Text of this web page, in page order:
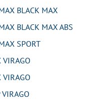
BLACK MAX
BLACK MAX ABS
SPORT